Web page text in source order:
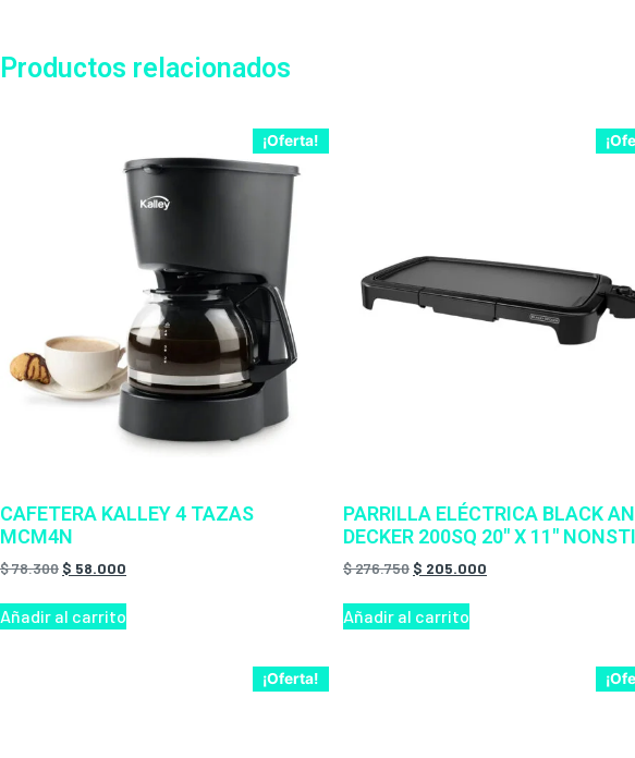
Productos relacionados
¡Oferta!
CAFETERA KALLEY 4 TAZAS
MCM4N
$78.300 $ 58.000
Añadir al carrito
PARRILLA ELÉCTRICA BLACK
DECKER 200SQ 20″ X 11″
$276.750 $ 205.000
Añadir al carrito
¡Oferta!